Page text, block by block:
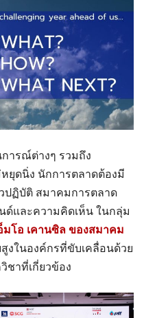
ารณ์ต่างๆ รวมถึง
ยุดนิ่ง นักการตลาดต้องมี
ปฏิบัติ สมาคมการตลาด
ด์และความคิดเห็น ในกลุ่ม
มโอ เคานซิล ของสมาคม
งในองค์กรที่ขับเคลื่อนด้วย
ชาที่เกี่ยวข้อง